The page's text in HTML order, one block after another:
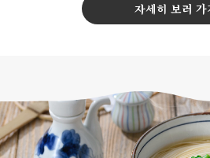
자세히 보러 가